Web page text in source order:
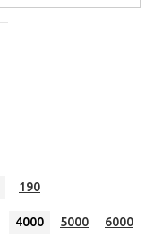
190
4000 5000 6000